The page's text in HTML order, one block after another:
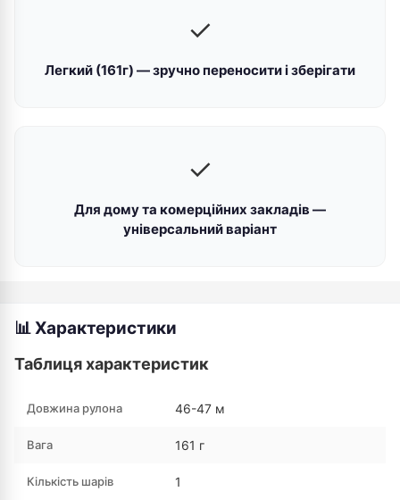
✓
Легкий (161г) — зручно переносити і зберігати
✓
Для дому та комерційних закладів —
універсальний варіант
📊 Характеристики
Таблиця характеристик
Довжина рулона 46-47 м
Вага 161 г
Кількість шарів 1